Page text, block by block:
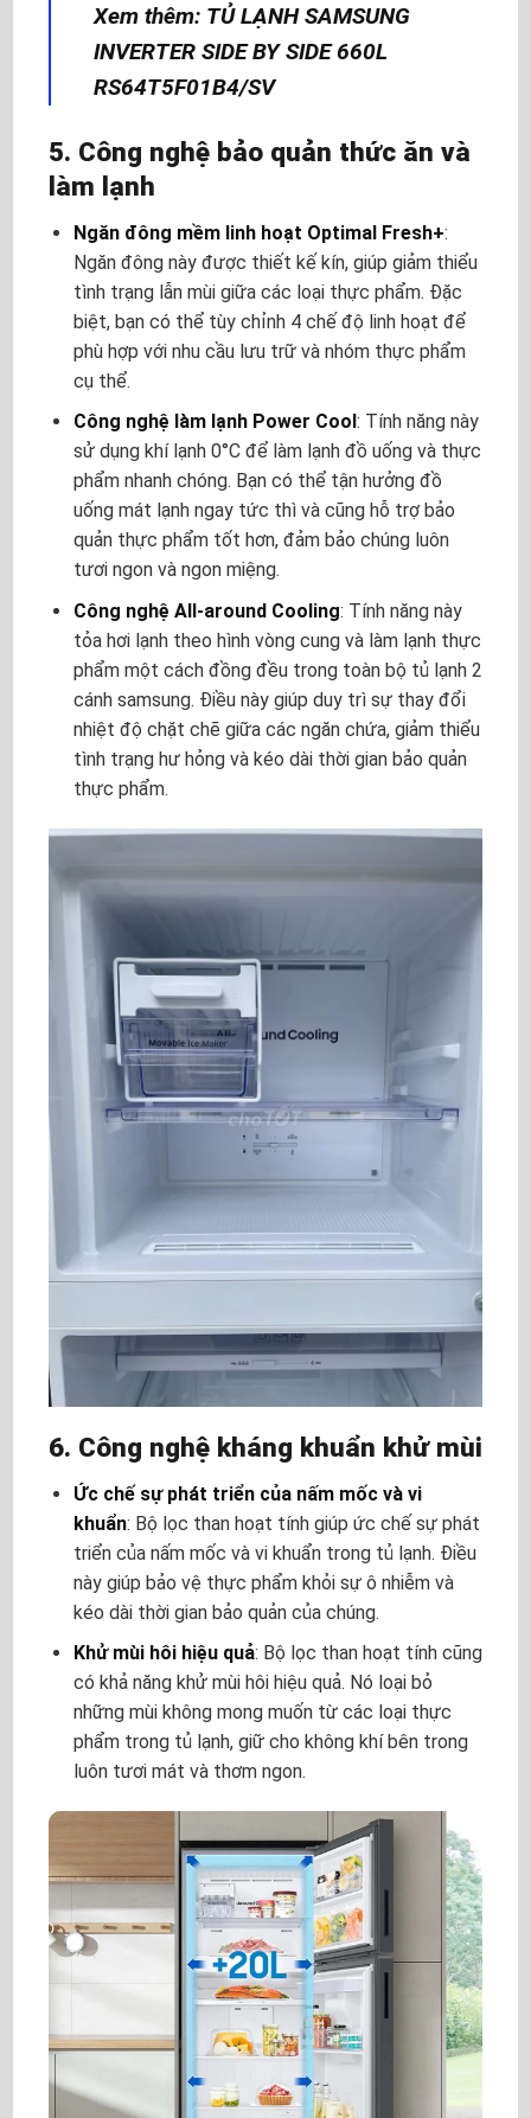
Xem thêm: TỦ LẠNH SAMSUNG
INVERTER SIDE BY SIDE 660L
RS64T5F01B4/SV
5. Công nghệ bảo quản thức ăn và
làm lạnh
Ngăn đông mềm linh hoạt Optimal Fresh+:
Ngăn đông này được thiết kế kín, giúp giảm thiểu
tình trạng lẫn mùi giữa các loại thực phẩm. Đặc
biệt, bạn có thể tùy chỉnh 4 chế độ linh hoạt để
phù hợp với nhu cầu lưu trữ và nhóm thực phẩm
cụ thể.
Công nghệ làm lạnh Power Cool: Tính năng này
sử dụng khí lạnh 0°C để làm lạnh đồ uống và thực
phẩm nhanh chóng. Bạn có thể tận hưởng đồ
uống mát lạnh ngay tức thì và cũng hỗ trợ bảo
quản thực phẩm tốt hơn, đảm bảo chúng luôn
tươi ngon và ngon miệng.
Công nghệ All-around Cooling: Tính năng này
tỏa hơi lạnh theo hình vòng cung và làm lạnh thực
phẩm một cách đồng đều trong toàn bộ tủ lạnh 2
cánh samsung. Điều này giúp duy trì sự thay đổi
nhiệt độ chặt chẽ giữa các ngăn chứa, giảm thiểu
tình trạng hư hỏng và kéo dài thời gian bảo quản
thực phẩm.
6. Công nghệ kháng khuẩn khử mùi
Ức chế sự phát triển của nấm mốc và vi
khuẩn: Bộ lọc than hoạt tính giúp ức chế sự phát
triển của nấm mốc và vi khuẩn trong tủ lạnh. Điều
này giúp bảo vệ thực phẩm khỏi sự ô nhiễm và
kéo dài thời gian bảo quản của chúng.
Khử mùi hôi hiệu quả: Bộ lọc than hoạt tính cũng
có khả năng khử mùi hôi hiệu quả. Nó loại bỏ
những mùi không mong muốn từ các loại thực
phẩm trong tủ lạnh, giữ cho không khí bên trong
luôn tươi mát và thơm ngon.